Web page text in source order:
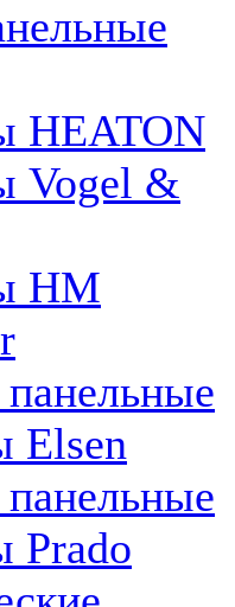
HEATON
Vogel &
HM
Elsen
Prado